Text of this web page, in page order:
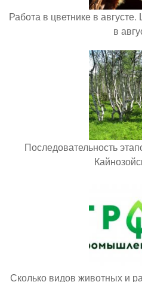
Работа в цветнике в
в
Последовательность
Сколько видов животных и